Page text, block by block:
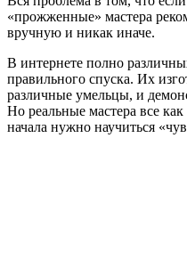
«прожженные» мастера
вручную и никак иначе.
В интернете полно
правильного спуска. Их
различные умельцы, и
Но реальные мастера все
начала нужно научиться